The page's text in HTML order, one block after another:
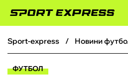
ФУТБОЛ
sport-express новини
ФУТБОЛ